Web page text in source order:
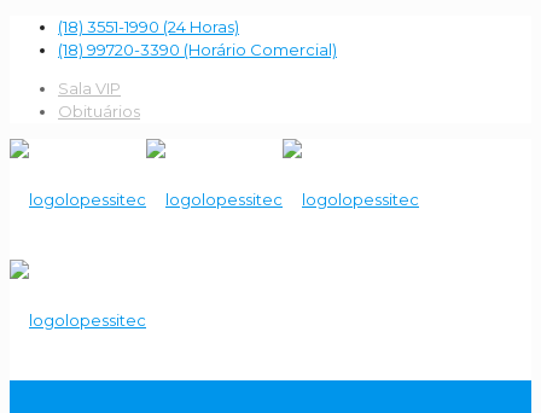
(18) 3551-1990 (24 Horas)
(18) 99720-3390 (Horário Comercial)
Sala VIP
Obituários